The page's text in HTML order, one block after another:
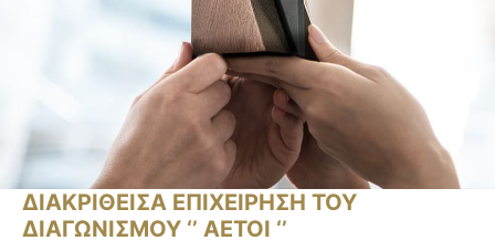
ΔΙΑΚΡΙΘΕΙΣΑ ΕΠΙΧΕΙΡΗΣΗ ΤΟΥ
ΔΙΑΓΩΝΙΣΜΟΥ ‘’ ΑΕΤΟΙ ‘’